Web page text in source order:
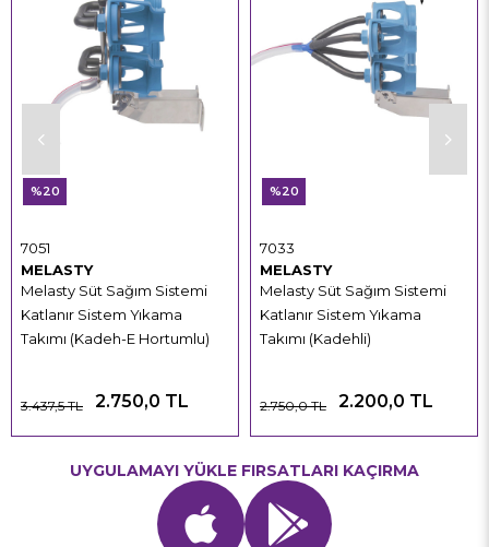
MELASTY
Melasty Süt Sağım Sistemi
Katlanır Sistem Yıkama
Takımı (Kadeh-E Hortumlu)
7051
2.750,0 TL
3.437,5 TL
%20
MELASTY
Melasty Süt Sağım Sistemi
Katlanır Sistem Yıkama
Takımı (Kadehli)
7033
2.200,0 TL
2.750,0 TL
%20
UYGULAMAYI YÜKLE FIRSATLARI KAÇIRMA